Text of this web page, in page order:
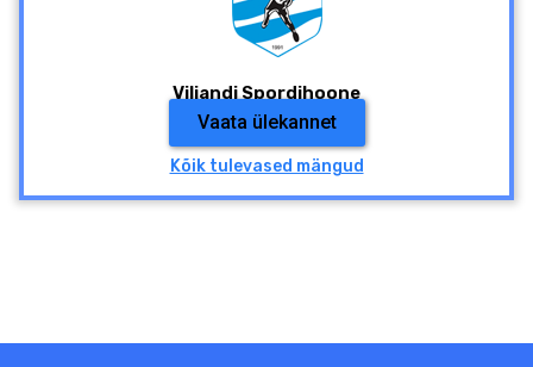
Viljandi Spordihoone
Vaata ülekannet
Kõik tulevased mängud